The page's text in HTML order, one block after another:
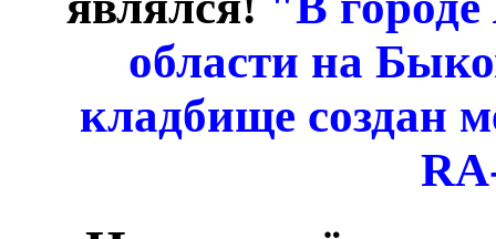
области на
кладбище создан